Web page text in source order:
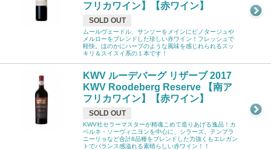
フリカワイン】【赤ワイン】
SOLD OUT
ムールヴェードル、サンソーをメインにピノタージュや
メルローをブレンドした珍しい赤ワイン！フレッシュで
軽快。ほのかにハーブのような風味を感じれられるスッ
キリ＆スイスイ系の１本です！
KWV ルーデバーグ リザーブ 2017
KWV Roodeberg Reserve 【南ア
フリカワイン】【赤ワイン】
SOLD OUT
KWV社セラーマスターが精魂こめて造りあげる逸品！カ
ベルネ・ソーヴィニヨンを中心に、シラーズ、テンプラ
ニーリョなど合計8品種をブレンドした力強くもエレガン
トでバランス感溢れる素晴らしい赤ワイン！！